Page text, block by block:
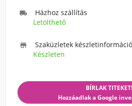

Házhoz szállítás
Letölthető

Szaküzletek
Készleten
BÍRLAK TITEKET!
Hozzáadlak a Google